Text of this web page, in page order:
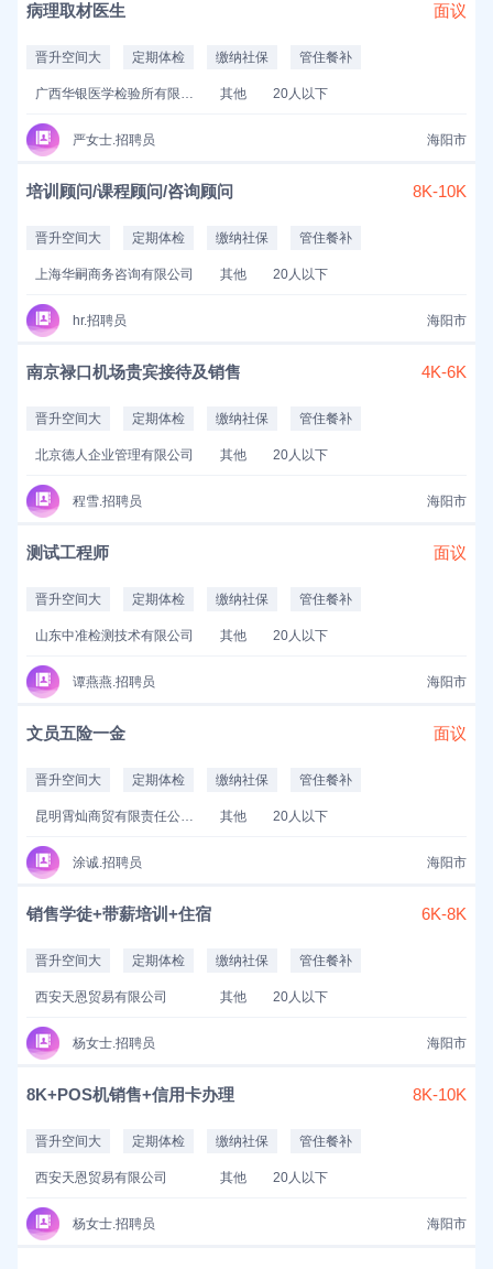
病理取材医生 面议
晋升空间大 定期体检 缴纳社保 管住餐补
广西华银医学检验所有限公司 其他 20人以下
严女士.招聘员 海阳市
培训顾问/课程顾问/咨询顾问 8K-10K
晋升空间大 定期体检 缴纳社保 管住餐补
上海华嗣商务咨询有限公司 其他 20人以下
hr.招聘员 海阳市
南京禄口机场贵宾接待及销售 4K-6K
晋升空间大 定期体检 缴纳社保 管住餐补
北京德人企业管理有限公司 其他 20人以下
程雪.招聘员 海阳市
测试工程师 面议
晋升空间大 定期体检 缴纳社保 管住餐补
山东中准检测技术有限公司 其他 20人以下
谭燕燕.招聘员 海阳市
文员五险一金 面议
晋升空间大 定期体检 缴纳社保 管住餐补
昆明霄灿商贸有限责任公司 其他 20人以下
涂诚.招聘员 海阳市
销售学徒+带薪培训+住宿 6K-8K
晋升空间大 定期体检 缴纳社保 管住餐补
西安天恩贸易有限公司 其他 20人以下
杨女士.招聘员 海阳市
8K+POS机销售+信用卡办理 8K-10K
晋升空间大 定期体检 缴纳社保 管住餐补
西安天恩贸易有限公司 其他 20人以下
杨女士.招聘员 海阳市